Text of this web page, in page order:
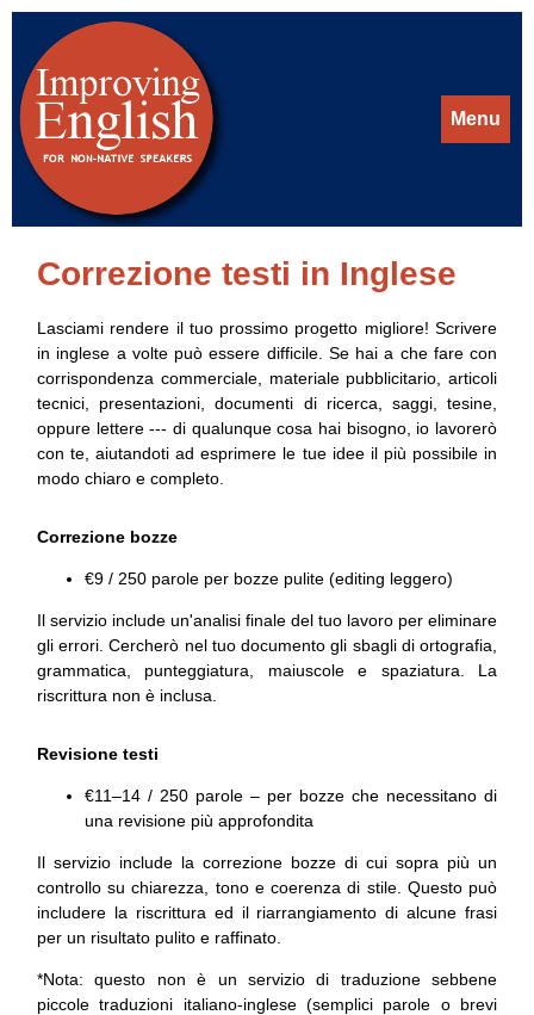
Menu
Correzione testi in Inglese
Lasciami rendere il tuo prossimo progetto migliore! Scrivere
in inglese a volte può essere difficile. Se hai a che fare con
corrispondenza commerciale, materiale pubblicitario, articoli
tecnici, presentazioni, documenti di ricerca, saggi, tesine,
oppure lettere --- di qualunque cosa hai bisogno, io lavorerò
con te, aiutandoti ad esprimere le tue idee il più possibile in
modo chiaro e completo.
Correzione bozze
€9 / 250 parole per bozze pulite (editing leggero)
Il servizio include un'analisi finale del tuo lavoro per eliminare
gli errori. Cercherò nel tuo documento gli sbagli di ortografia,
grammatica, punteggiatura, maiuscole e spaziatura. La
riscrittura non è inclusa.
Revisione testi
€11–14 / 250 parole – per bozze che necessitano di
una revisione più approfondita
Il servizio include la correzione bozze di cui sopra più un
controllo su chiarezza, tono e coerenza di stile. Questo può
includere la riscrittura ed il riarrangiamento di alcune frasi
per un risultato pulito e raffinato.
*Nota: questo non è un servizio di traduzione sebbene
piccole traduzioni italiano-inglese (semplici parole o brevi